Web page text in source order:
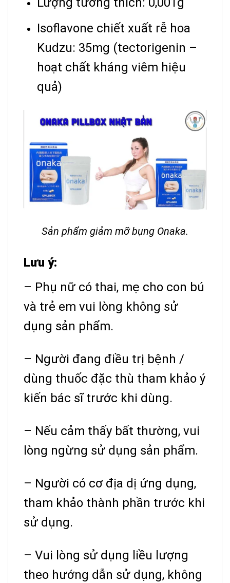
Isoflavone chiết xuất rễ hoa
Kudzu: 35mg (tectorigenin –
hoạt chất kháng viêm hiệu
quả)
Sản phẩm giảm mỡ bụng Onaka.
Lưu ý:
– Phụ nữ có thai, mẹ cho con bú
và trẻ em vui lòng không sử
dụng sản phẩm.
– Người đang điều trị bệnh /
dùng thuốc đặc thù tham khảo ý
kiến ​​bác sĩ trước khi dùng.
– Nếu cảm thấy bất thường, vui
lòng ngừng sử dụng sản phẩm.
– Người có cơ địa dị ứng dụng,
tham khảo thành phần trước khi
sử dụng.
– Vui lòng sử dụng liều lượng
theo hướng dẫn sử dụng, không